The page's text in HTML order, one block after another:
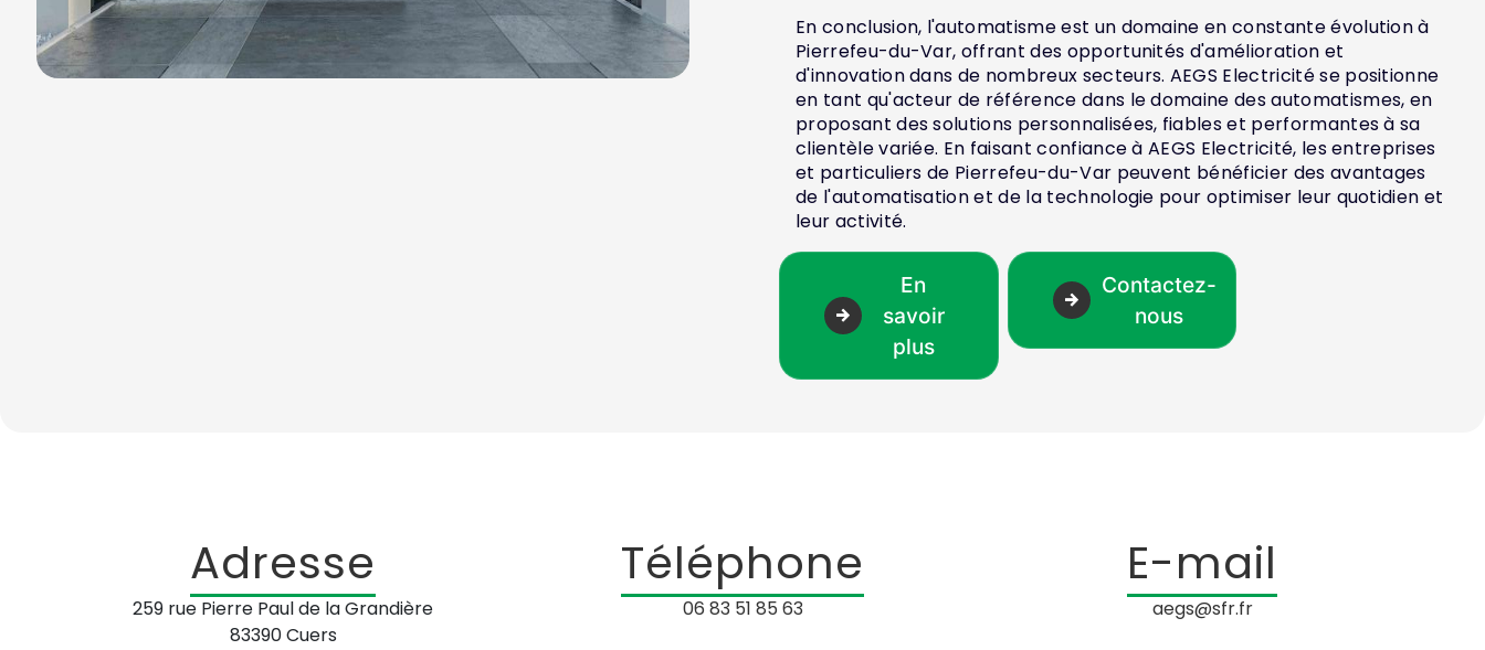
En conclusion, l'automatisme est un domaine en constante évolution à
Pierrefeu-du-Var, offrant des opportunités d'amélioration et
d'innovation dans de nombreux secteurs. AEGS Electricité se positionne
en tant qu'acteur de référence dans le domaine des automatismes, en
proposant des solutions personnalisées, fiables et performantes à sa
clientèle variée. En faisant confiance à AEGS Electricité, les entreprises
et particuliers de Pierrefeu-du-Var peuvent bénéficier des avantages
de l'automatisation et de la technologie pour optimiser leur quotidien et
leur activité.
En
savoir
plus
Contactez-
nous
Adresse
259 rue Pierre Paul de la Grandière
83390 Cuers
Téléphone
06 83 51 85 63
E-mail
aegs@sfr.fr